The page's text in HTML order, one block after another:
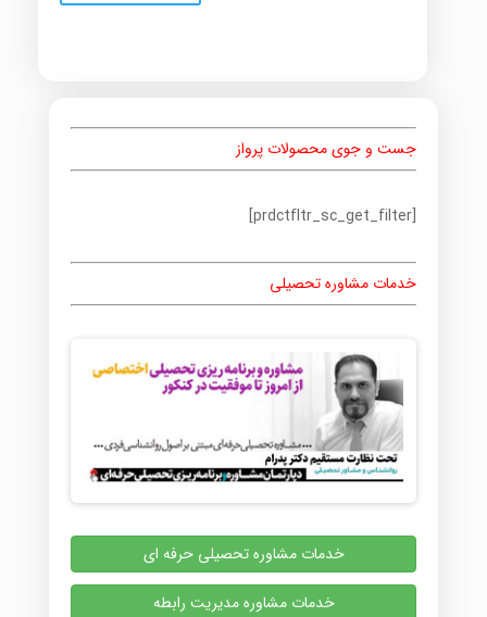
جست و جوی محصولات پرواز
[prdctfltr_sc_get_filter]
خدمات مشاوره تحصیلی
خدمات مشاوره تحصیلی حرفه ای
خدمات مشاوره مدیریت رابطه